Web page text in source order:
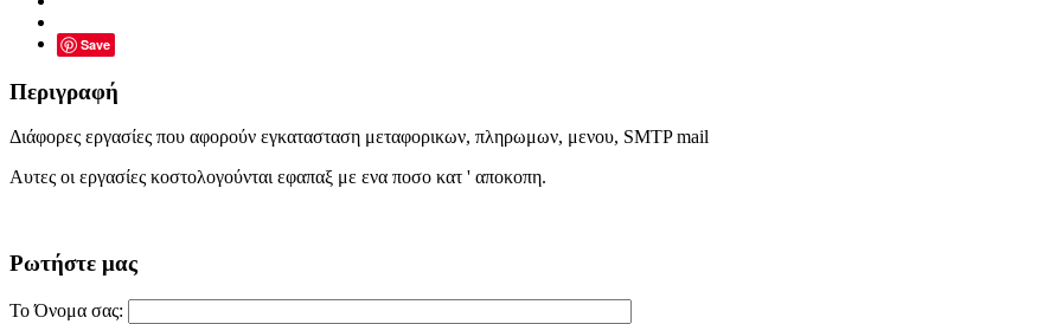
Save
Περιγραφή
Διάφορες εργασίες που αφορούν εγκατασταση μεταφορικων, πληρωμων, μενου, SMTP mail
Αυτες οι εργασίες κοστολογούνται εφαπαξ με ενα ποσο κατ ' αποκοπη.
Ρωτήστε μας
Το Όνομα σας: